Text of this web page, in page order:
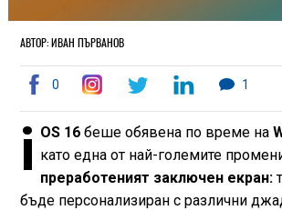
АВТОР: ИВАН ПЪРВАНОВ
0 1
i OS 16 беше обявена по време на
като една от най-големите
преработеният заключен екран:
бъде персонализиран с различни